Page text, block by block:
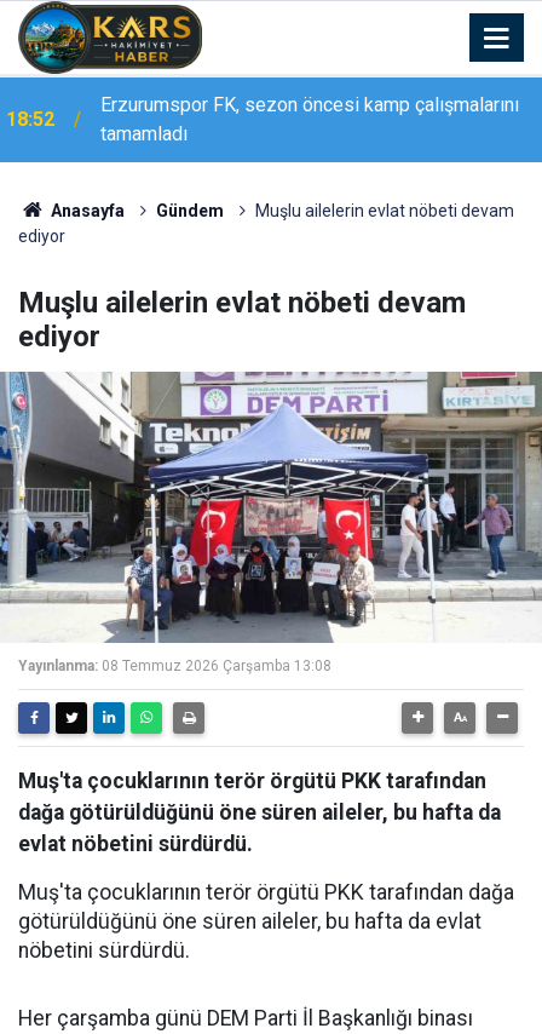
Erzurumspor FK, sezon öncesi kamp çalışmalarını
tamamladı
18:21
Bakan Göktaş, Ağrı’da şehit yakınları ve gazilerle
buluştu: "Terörsüz Türkiye tarihi bir adımdır"
Anasayfa Gündem
Muşlu ailelerin evlat nöbeti devam
ediyor
Muşlu ailelerin evlat nöbeti devam
ediyor
Yayınlanma: 08 Temmuz 2026 Çarşamba 13:08
Muş'ta çocuklarının terör örgütü PKK tarafından
dağa götürüldüğünü öne süren aileler, bu hafta da
evlat nöbetini sürdürdü.
Muş'ta çocuklarının terör örgütü PKK tarafından dağa
götürüldüğünü öne süren aileler, bu hafta da evlat
nöbetini sürdürdü.
Her çarşamba günü DEM Parti İl Başkanlığı binası